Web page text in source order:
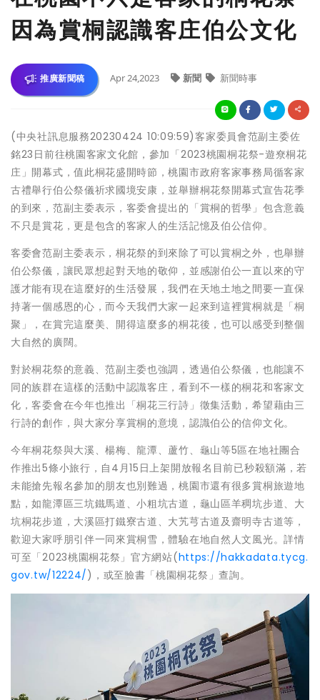
因為賞桐認識客庄伯公文化
推廣新聞稿 Apr 24,2023 新聞 新聞時事
(中央社訊息服務20230424 10:09:59)客家委員會范副主委佐
銘23日前往桃園客家文化館，參加「2023桃園桐花祭-遊尞桐花
庄」開幕式，值此桐花盛開時節，桃園市政府客家事務局循客家
古禮舉行伯公祭儀祈求國境安康，並舉辦桐花祭開幕式宣告花季
的到來，范副主委表示，客委會提出的「賞桐的哲學」包含意義
不只是賞花，更是包含的客家人的生活記憶及伯公信仰。
客委會范副主委表示，桐花祭的到來除了可以賞桐之外，也舉辦
伯公祭儀，讓民眾想起對天地的敬仰，並感謝伯公一直以來的守
護才能有現在這麼好的生活發展，我們在天地土地之間要一直保
持著一個感恩的心，而今天我們大家一起來到這裡賞桐就是「桐
聚」，在賞完這麼美、開得這麼多的桐花後，也可以感受到整個
大自然的廣闊。
對於桐花祭的意義、范副主委也強調，透過伯公祭儀，也能讓不
同的族群在這樣的活動中認識客庄，看到不一樣的桐花和客家文
化，客委會在今年也推出「桐花三行詩」徵集活動，希望藉由三
行詩的創作，與大家分享賞桐的意境，認識伯公的信仰文化。
今年桐花祭與大溪、楊梅、龍潭、蘆竹、龜山等5區在地社團合
作推出5條小旅行，自4月15日上架開放報名目前已秒殺額滿，若
未能搶先報名參加的朋友也別難過，桃園市還有很多賞桐旅遊地
點，如龍潭區三坑鐵馬道、小粗坑古道，龜山區羊稠坑步道、大
坑桐花步道，大溪區打鐵寮古道、大艽芎古道及齋明寺古道等，
歡迎大家呼朋引伴一同來賞桐雪，體驗在地自然人文風光。詳情
可至「2023桃園桐花祭」官方網站(https://hakkadata.tycg.
gov.tw/12224/)，或至臉書「桃園桐花祭」查詢。